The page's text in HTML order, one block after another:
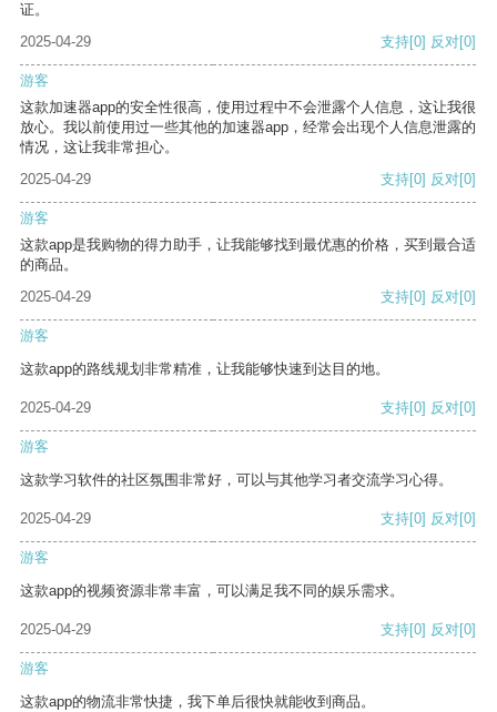
证。
2025-04-29
支持[0] 反对[0]
游客
这款加速器app的安全性很高，使用过程中不会泄露个人信息，这让我很
放心。我以前使用过一些其他的加速器app，经常会出现个人信息泄露的
情况，这让我非常担心。
2025-04-29
支持[0] 反对[0]
游客
这款app是我购物的得力助手，让我能够找到最优惠的价格，买到最合适
的商品。
2025-04-29
支持[0] 反对[0]
游客
这款app的路线规划非常精准，让我能够快速到达目的地。
2025-04-29 支持[0] 反对[0]
游客
这款学习软件的社区氛围非常好，可以与其他学习者交流学习心得。
2025-04-29 支持[0] 反对[0]
游客
这款app的视频资源非常丰富，可以满足我不同的娱乐需求。
2025-04-29 支持[0] 反对[0]
游客
这款app的物流非常快捷，我下单后很快就能收到商品。